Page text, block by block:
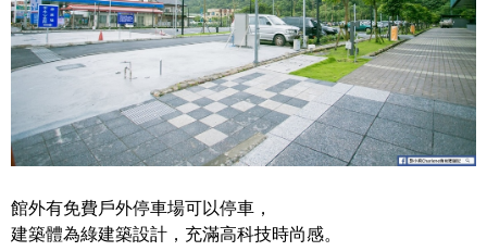
館外有免費戶外停車場可以停車，
建築體為綠建築設計，充滿高科技時尚感。